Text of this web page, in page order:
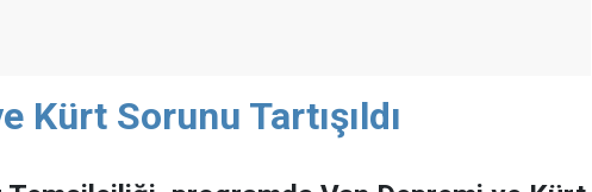
Kürt Sorunu Tartışıldı